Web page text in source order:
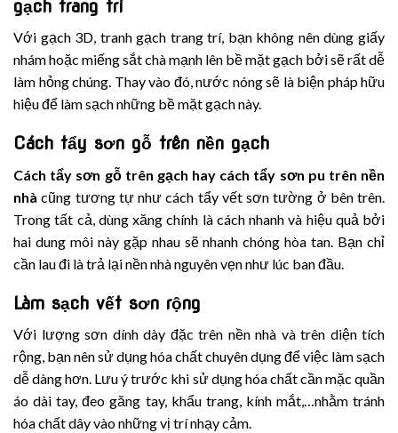
gạch trang trí
Với gạch 3D, tranh gạch trang trí, bạn không nên dùng giấy
nhám hoặc miếng sắt chà mạnh lên bề mặt gạch bởi sẽ rất dễ
làm hỏng chúng. Thay vào đó, nước nóng sẽ là biện pháp hữu
hiệu để làm sạch những bề mặt gạch này.
Cách tẩy sơn gỗ trên nền gạch
Cách tẩy sơn gỗ trên gạch hay cách tẩy sơn pu trên nền
nhàcũng tương tự như cách tẩy vết sơn tường ở bên trên.
Trong tất cả, dùng xăng chính là cách nhanh và hiệu quả bởi
hai dung môi này gặp nhau sẽ nhanh chóng hòa tan. Bạn chỉ
cần lau đi là trả lại nền nhà nguyên vẹn như lúc ban đầu.
Làm sạch vết sơn rộng
Với lượng sơn dính dày đặc trên nền nhà và trên diện tích
rộng, bạn nên sử dụng hóa chất chuyên dụng để việc làm sạch
dễ dàng hơn. Lưu ý trước khi sử dụng hóa chất cần mặc quần
áo dài tay, đeo găng tay, khẩu trang, kính mắt,…nhằm tránh
hóa chất dây vào những vị trí nhạy cảm.